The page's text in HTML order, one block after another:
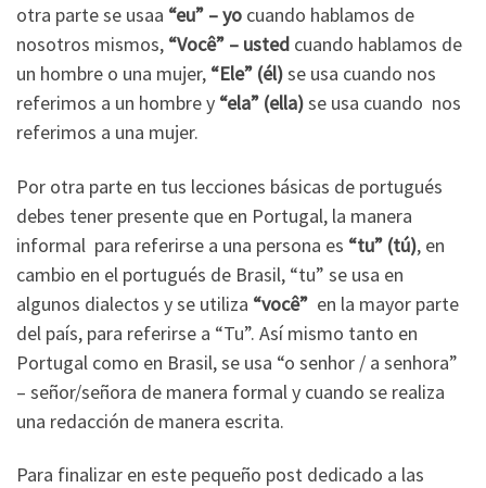
otra parte se usaa “eu” – yo cuando hablamos de
nosotros mismos, “Você” – usted cuando hablamos de
un hombre o una mujer, “Ele” (él)se usa cuando nos
referimos a un hombre y “ela” (ella)se usa cuando nos
referimos a una mujer.
Por otra parte en tus lecciones básicas de portugués
debes tener presente que en Portugal, la manera
informal para referirse a una persona es “tu” (tú), en
cambio en el portugués de Brasil, “tu” se usa en
algunos dialectos y se utiliza “você” en la mayor parte
del país, para referirse a “Tu”. Así mismo tanto en
Portugal como en Brasil, se usa “o senhor / a senhora”
– señor/señora de manera formal y cuando se realiza
una redacción de manera escrita.
Para finalizar en este pequeño post dedicado a las